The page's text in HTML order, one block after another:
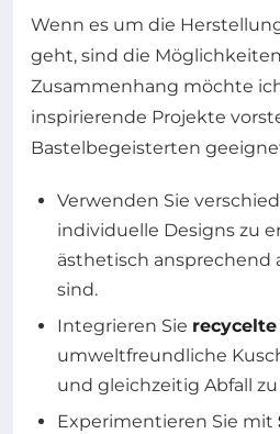
Wenn es um die
geht, sind die
Zusammenhang möchte
inspirierende Projekte
Bastelbegeisterten
Verwenden Sie
individuelle Designs zu
ästhetisch ansprechend
sind.
Integrieren Sie
umweltfreundliche
und gleichzeitig Abfall
Experimentieren Sie mit